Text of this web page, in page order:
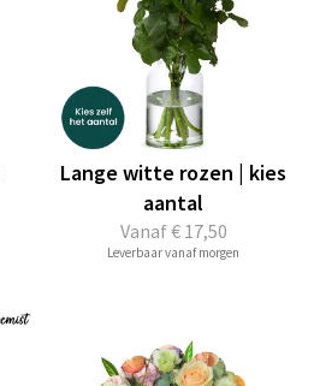
Vanaf€ 17,50
Lange witte rozen | kies
aantal
Leverbaar vanaf morgen